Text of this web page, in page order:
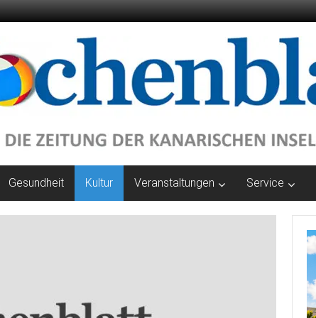
Gesundheit Kultur Veranstaltungen Service